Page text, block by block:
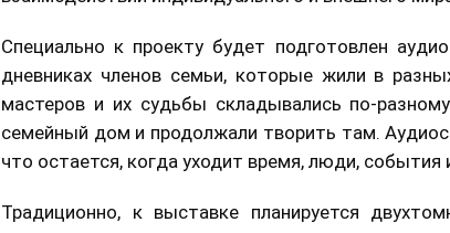
Специально к проекту будет подготовлен
дневниках членов семьи, которые жили в
мастеров и их судьбы складывались по-
семейный дом и продолжали творить там.
что остается, когда уходит время, люди,
Традиционно, к выставке планируется